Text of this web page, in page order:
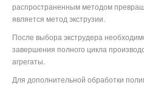
распространенным методом
является метод экструзии.
После выбора экструдера
завершения полного цикла
агрегаты.
Для дополнительной обработки